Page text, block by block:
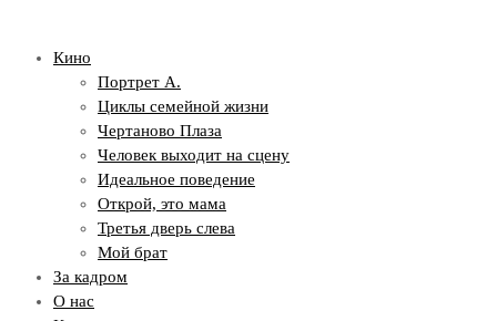
Кино
Портрет А.
Циклы семейной жизни
Чертаново Плаза
Человек выходит на сцену
Идеальное поведение
Открой, это мама
Третья дверь слева
Мой брат
За кадром
О нас